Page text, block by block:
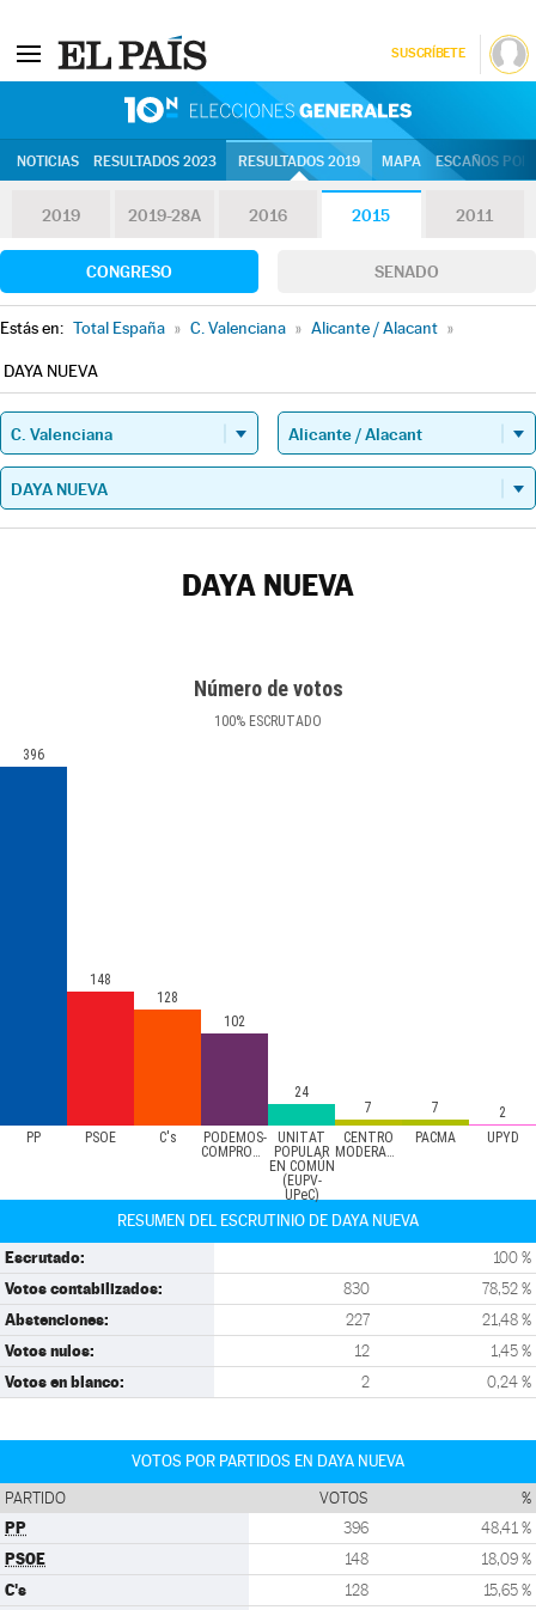
SUSCRÍBETE
NOTICIAS RESULTADOS 2023 RESULTADOS 2019 MAPA ESCAÑOS
2019 2019-28A 2016 2015 2011
CONGRESO SENADO
Estás en: Total España » C. Valenciana » Alicante / Alacant »
DAYA NUEVA
DAYA NUEVA
Número de votos
100% ESCRUTADO
PP PSOE C's
PODEMOS-
COMPROMÍS
UNITAT
POPULAR
EN COMÚN
(EUPV-
UPeC)
CENTRO
MODERADO
PACMA UPYD
396
148
128
102
24
7
7 2
RESUMEN DEL ESCRUTINIO DE DAYA NUEVA
Escrutado: 100 %
Votos contabilizados: 830 78,52 %
Abstenciones: 227 21,48 %
Votos nulos: 12 1,45 %
Votos en blanco: 2 0,24 %
VOTOS POR PARTIDOS EN DAYA NUEVA
PARTIDO VOTOS %
PP 396 48,41 %
PSOE 148 18,09 %
C's 128 15,65 %